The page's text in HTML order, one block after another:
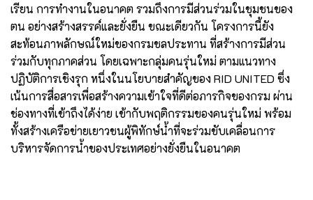
เรียน การทำงานในอนาคต รวมถึงการมีส่วนร่วมในชุมชนของ
ตน อย่างสร้างสรรค์และยั่งยืน ขณะเดียวกัน โครงการนี้ยัง
สะท้อนภาพลักษณ์ใหม่ของกรมชลประทาน ที่สร้างการมีส่วน
ร่วมกับทุกภาคส่วน โดยเฉพาะกลุ่มคนรุ่นใหม่ ตามแนวทาง
ปฏิบัติการเชิงรุก หนึ่งในนโยบายสำคัญของ RID UNITED ซึ่ง
เน้นการสื่อสารเพื่อสร้างความเข้าใจที่ดีต่อภารกิจของกรม ผ่าน
ช่องทางที่เข้าถึงได้ง่าย เข้ากับพฤติกรรมของคนรุ่นใหม่ พร้อม
ทั้งสร้างเครือข่ายเยาวชนผู้พิทักษ์น้ำที่จะร่วมขับเคลื่อนการ
บริหารจัดการน้ำของประเทศอย่างยั่งยืนในอนาคต